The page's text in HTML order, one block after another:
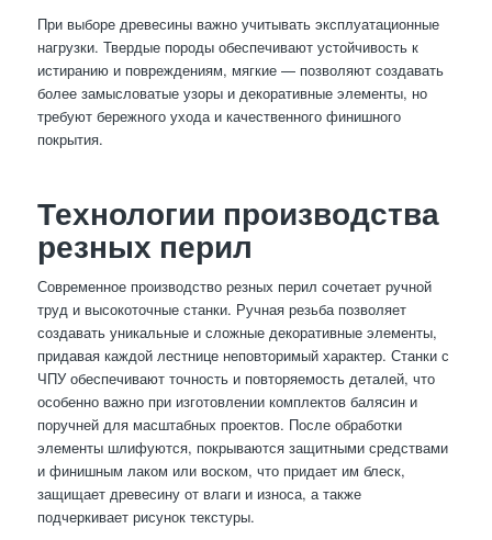
При выборе древесины важно учитывать эксплуатационные
нагрузки. Твердые породы обеспечивают устойчивость к
истиранию и повреждениям, мягкие — позволяют создавать
более замысловатые узоры и декоративные элементы, но
требуют бережного ухода и качественного финишного
покрытия.
Технологии производства
резных перил
Современное производство резных перил сочетает ручной
труд и высокоточные станки. Ручная резьба позволяет
создавать уникальные и сложные декоративные элементы,
придавая каждой лестнице неповторимый характер. Станки с
ЧПУ обеспечивают точность и повторяемость деталей, что
особенно важно при изготовлении комплектов балясин и
поручней для масштабных проектов. После обработки
элементы шлифуются, покрываются защитными средствами
и финишным лаком или воском, что придает им блеск,
защищает древесину от влаги и износа, а также
подчеркивает рисунок текстуры.